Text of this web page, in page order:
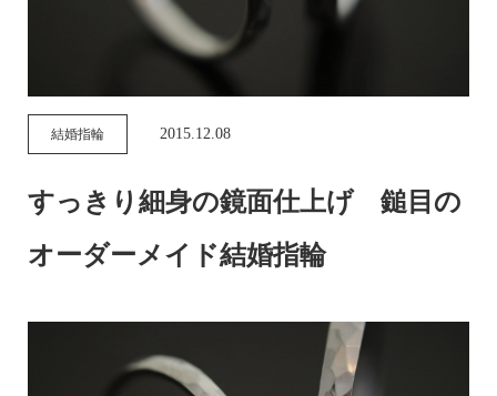
結婚指輪 2015.12.08
すっきり細身の鏡面仕上げ 鎚目の
オーダーメイド結婚指輪